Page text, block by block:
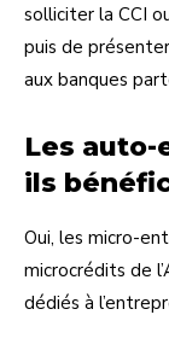
solliciter la CCI
puis de
aux banques
Les
ils
Oui, les micro-
microcrédits de
dédiés à